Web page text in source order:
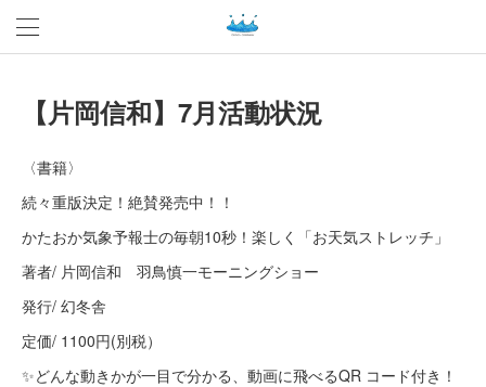
【片岡信和】7月活動状況
〈書籍〉
続々重版決定！絶賛発売中！！
かたおか気象予報士の毎朝10秒！楽しく「お天気ストレッチ」
著者/ 片岡信和 羽鳥慎一モーニングショー
発行/ 幻冬舎
定価/ 1100円(別税）
✨どんな動きかが一目で分かる、動画に飛べるQR コード付き！